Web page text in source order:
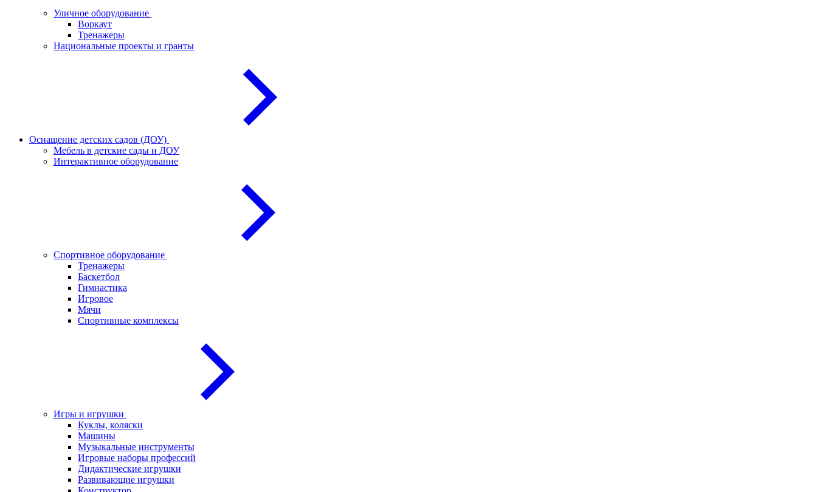
Уличное оборудование
Воркаут
Тренажеры
Национальные проекты и гранты
Оснащение детских садов (ДОУ)
Мебель в детские сады и ДОУ
Интерактивное оборудование
Спортивное оборудование
Тренажеры
Баскетбол
Гимнастика
Игровое
Мячи
Спортивные комплексы
Игры и игрушки
Куклы, коляски
Машины
Музыкальные инструменты
Игровые наборы профессий
Дидактические игрушки
Развивающие игрушки